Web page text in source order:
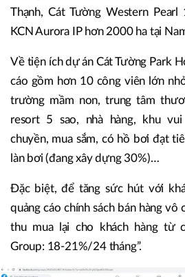
Thạnh, Cát Tường Western
KCN Aurora IP hơn 2000 ha tại
Về tiện ích dự án Cát Tường Park
cáo gồm hơn 10 công viên lớn
trường mầm non, trung tâm
resort 5 sao, nhà hàng, khu
chuyền, mua sắm, có hồ bơi đạt
làn bơi (đang xây dựng 30%)…
Đặc biệt, để tăng sức hút với
quảng cáo chính sách bán hàng vô
thu mua lại cho khách hàng từ
Group: 18-21%/24 tháng”.